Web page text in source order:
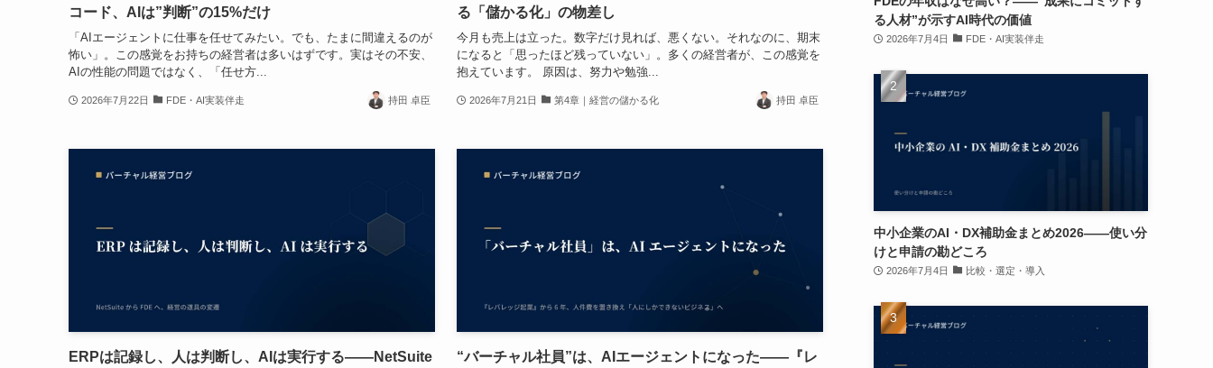
コード、AIは”判断”の15%だけ
「AIエージェントに仕事を任せてみたい。でも、たまに間違えるのが
怖い」。この感覚をお持ちの経営者は多いはずです。実はその不安、
AIの性能の問題ではなく、「任せ方...
2026年7月22日 FDE・AI実装伴走 持田 卓臣
る「儲かる化」の物差し
今月も売上は立った。数字だけ見れば、悪くない。それなのに、期末
になると「思ったほど残っていない」。多くの経営者が、この感覚を
抱えています。 原因は、努力や勉強...
2026年7月21日 第4章｜経営の儲かる化 持田 卓臣
ERPは記録し、人は判断し、AIは実行する——NetSuite
“バーチャル社員”は、AIエージェントになった——『レ
る人材”が示すAI時代の価値
2026年7月4日 FDE・AI実装伴走
中小企業のAI・DX補助金まとめ2026——使い分
けと申請の勘どころ
2026年7月4日 比較・選定・導入